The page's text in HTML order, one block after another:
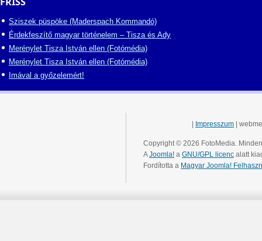
Sziszek püspöke (Maderspach Kommandó)
Érdekfeszítő magyar történelem – Tisza és Ady
Merénylet Tisza István ellen (Fotómédia)
Merénylet Tisza István ellen (Fotómédia)
Imával a győzelemért!
Impresszum |
Copyright © 2026 FotoMedia.
AJoomla! a GNU/GPL licenc alatt
Fordította a Magyar Joomla!